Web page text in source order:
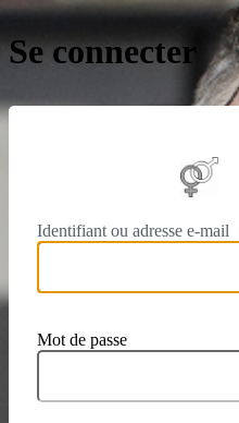
Se connecter
Identifiant ou adresse e-mail
Mot de passe